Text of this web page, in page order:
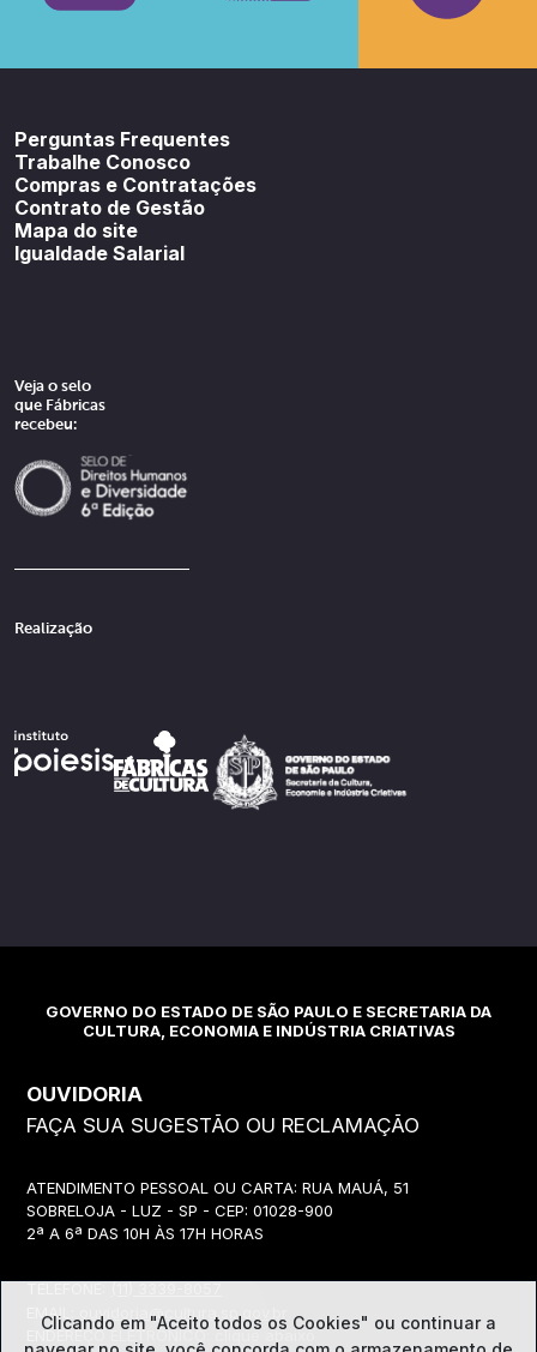
Perguntas Frequentes
Trabalhe Conosco
Compras e Contratações
Contrato de Gestão
Mapa do site
Igualdade Salarial
Veja o selo
que Fábricas
recebeu:
Realização
GOVERNO DO ESTADO DE SÃO PAULO E SECRETARIA DA
CULTURA, ECONOMIA E INDÚSTRIA CRIATIVAS
OUVIDORIA
FAÇA SUA SUGESTÃO OU RECLAMAÇÃO
ATENDIMENTO PESSOAL OU CARTA: RUA MAUÁ, 51
SOBRELOJA - LUZ - SP - CEP: 01028-900
2ª A 6ª DAS 10H ÀS 17H HORAS
EMAIL:
ouvidoria@cultura.sp.gov.br
ENDEREÇO ELETRÔNICO: clique abaixo
Clicando em "Aceito todos os Cookies" ou continuar a